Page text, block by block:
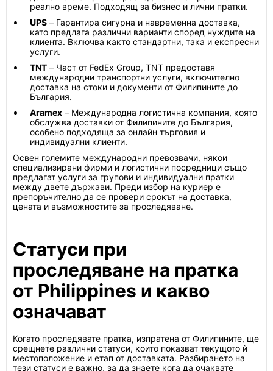
реално време. Подходящ за бизнес и лични пратки.
UPS – Гарантира сигурна и навременна доставка,
като предлага различни варианти според нуждите на
клиента. Включва както стандартни, така и експресни
услуги.
TNT – Част от FedEx Group, TNT предоставя
международни транспортни услуги, включително
доставка на стоки и документи от Филипините до
България.
Aramex – Международна логистична компания, която
обслужва доставки от Филипините до България,
особено подходяща за онлайн търговия и
индивидуални клиенти.
Освен големите международни превозвачи, някои
специализирани фирми и логистични посредници също
предлагат услуги за групови и индивидуални пратки
между двете държави. Преди избор на куриер е
препоръчително да се провери срокът на доставка,
цената и възможностите за проследяване.
Статуси при
проследяване на пратка
от Philippines и какво
означават
Когато проследявате пратка, изпратена от Филипините, ще
срещнете различни статуси, които показват текущото ѝ
местоположение и етап от доставката. Разбирането на
тези статуси е важно, за да знаете кога да очаквате